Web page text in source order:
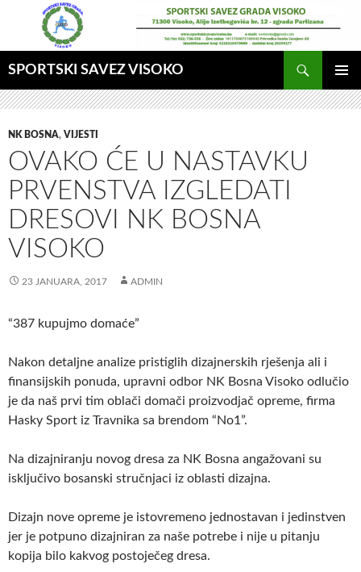
SPORTSKI SAVEZ VISOKO
GLAVNI
MENI
NK BOSNA, VIJESTI
OVAKO ĆE U NASTAVKU
PRVENSTVA IZGLEDATI
DRESOVI NK BOSNA
VISOKO
23 JANUARA, 2017 ADMIN
“387 kupujmo domaće”
Nakon detaljne analize pristiglih dizajnerskih rješenja ali i
finansijskih ponuda, upravni odbor NK Bosna Visoko odlučio
je da naš prvi tim oblači domači proizvodjač opreme, firma
Hasky Sport iz Travnika sa brendom “No1”.
Na dizajniranju novog dresa za NK Bosna angažovani su
isključivo bosanski stručnjaci iz oblasti dizajna.
Dizajn nove opreme je istovremeno jednostavan i jedinstven
jer je potpuno dizajniran za naše potrebe i nije u pitanju
kopija bilo kakvog postoječeg dresa.